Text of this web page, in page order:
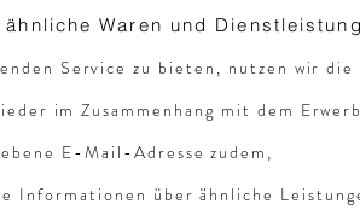
Waren und
Service zu bieten, nutzen wir die
im Zusammenhang mit dem
E-Mail-Adresse zudem,
Informationen über ähnliche